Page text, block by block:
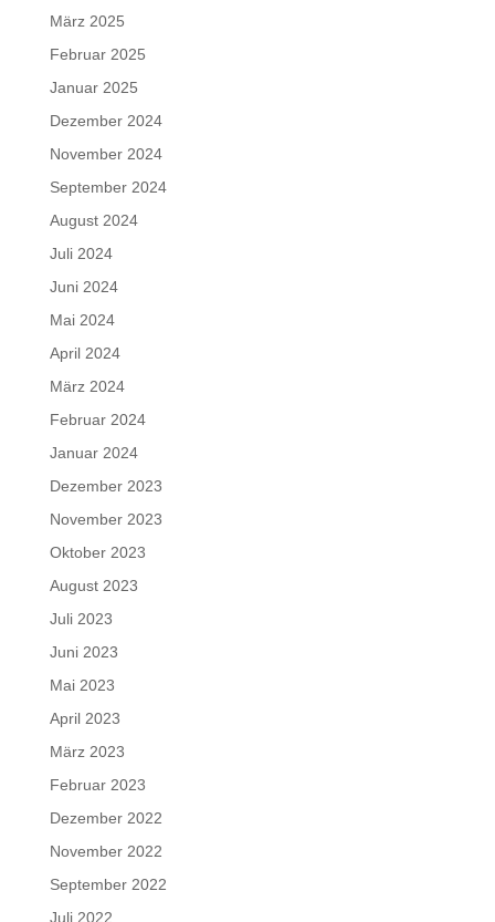
März 2025
Februar 2025
Januar 2025
Dezember 2024
November 2024
September 2024
August 2024
Juli 2024
Juni 2024
Mai 2024
April 2024
März 2024
Februar 2024
Januar 2024
Dezember 2023
November 2023
Oktober 2023
August 2023
Juli 2023
Juni 2023
Mai 2023
April 2023
März 2023
Februar 2023
Dezember 2022
November 2022
September 2022
Juli 2022